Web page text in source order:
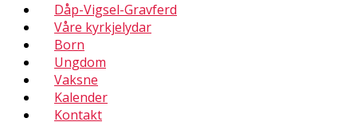
Dåp-Vigsel-Gravferd
Våre kyrkjelydar
Born
Ungdom
Vaksne
Kalender
Kontakt